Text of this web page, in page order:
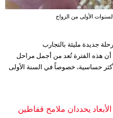
الأولى من الزواج
جديدة مليئة بالتجارب
أن هذه الفترة تُعد من أجمل مراحل
حساسية، خصوصاً في السنة الأولى
الأبعاد يحددان ملامح قفاطين